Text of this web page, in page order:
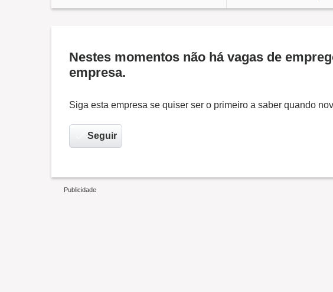
Nestes momentos não há vagas de
empresa.
Siga esta empresa se quiser ser o primeiro a saber quando
Seguir